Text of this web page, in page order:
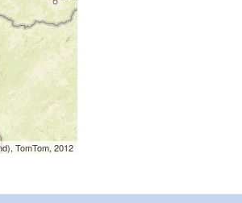
TomTom, 2012